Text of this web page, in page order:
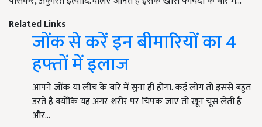
Related Links
जोंक से करें इन बीमारियों का 4
हफ्तों में इलाज
आपने जोंक या लीच के बारे में सुना ही होगा. कई लोग तो इससे बहुत
डरते है क्योंकि यह अगर शरीर पर चिपक जाए तो खून चूस लेती है
और…